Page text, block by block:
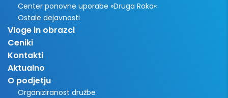
Center ponovne uporabe »Druga Roka«
Ostale dejavnosti
Vloge in obrazci
Ceniki
Kontakti
Aktualno
O podjetju
Organiziranost družbe